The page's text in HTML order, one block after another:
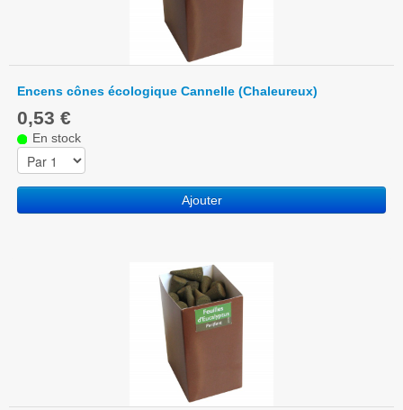
Encens cônes écologique Cannelle (Chaleureux)
0,53 €
En stock
Ajouter